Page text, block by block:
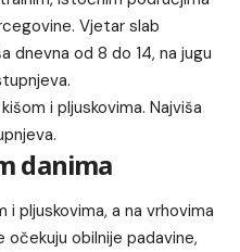
Vjetar slab
dnevna od 8 do 14, na jugu
i pljuskovima. Najviša
danima
pljuskovima, a na vrhovima
očekuju obilnije padavine,